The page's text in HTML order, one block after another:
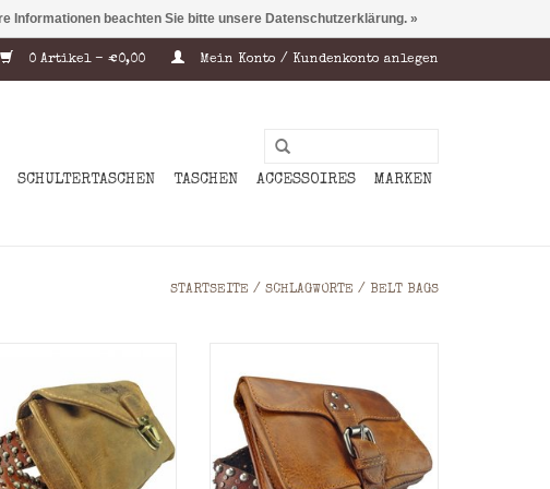
0 Artikel - €0,00 Mein Konto / Kundenkonto anlegen
SCHULTERTASCHEN TASCHEN ACCESSOIRES MARKEN
STARTSEITE / SCHLAGWORTE / BELT BAGS
Geöltes Rindsleder
= 13.5 x 15.5 x 5.5 cm (H
x B x T)
Farbe: Nature
Gürtel wird
Reißverschlussfach geteilt
Material: Geöltes Rindsleder
Maße: = 13.0 x 16.0 x 4.5 cm (H
x B x T)
Farbe: Braun
Abgebilderte Gürtel wird
Informationen beachten Sie bitte unsere Datenschutzerklärung. »